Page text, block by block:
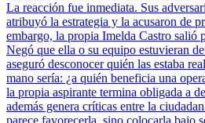
La reacción fue inmediata. Sus
atribuyó la estrategia y la acusaron de
embargo, la propia Imelda Castro salió
Negó que ella o su equipo estuvieran
aseguró desconocer quién las estaba
mano sería: ¿a quién beneficia una
la propia aspirante termina obligada a
además genera críticas entre la